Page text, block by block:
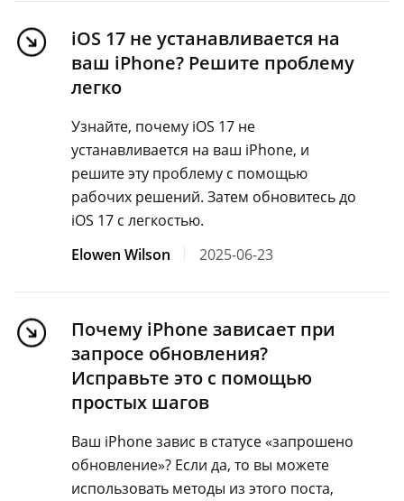
iOS 17 не устанавливается на
ваш iPhone? Решите проблему
легко
Узнайте, почему iOS 17 не
устанавливается на ваш iPhone, и
решите эту проблему с помощью
рабочих решений. Затем обновитесь до
iOS 17 с легкостью.
Elowen Wilson
2025-06-23
Почему iPhone зависает при
запросе обновления?
Исправьте это с помощью
простых шагов
Ваш iPhone завис в статусе «запрошено
обновление»? Если да, то вы можете
использовать методы из этого поста,